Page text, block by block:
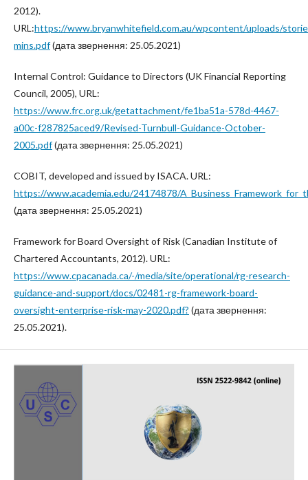
2012).
URL:https://www.bryanwhitefield.com.au/wpcontent/uploads/
mins.pdf(дата звернення: 25.05.2021)
Internal Control: Guidance to Directors (UK Financial Reporting
Council, 2005), URL:
https://www.frc.org.uk/getattachment/fe1ba51a-578d-4467-
a00c-f287825aced9/Revised-Turnbull-Guidance-October-
2005.pdf(дата звернення: 25.05.2021)
COBIT, developed and issued by ISACA. URL:
https://www.academia.edu/24174878/
(дата звернення: 25.05.2021)
Framework for Board Oversight of Risk (Canadian Institute of
Chartered Accountants, 2012). URL:
https://www.cpacanada.ca/-/media/site/operational/rg-research-
guidance-and-support/docs/02481-rg-framework-board-
oversight-enterprise-risk-may-2020.pdf? (дата звернення:
25.05.2021).